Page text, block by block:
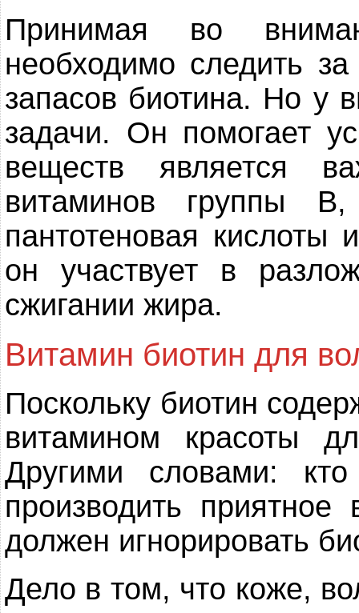
Принимая во
необходимо следить
запасов биотина. Но у
задачи. Он помогает
веществ является
витаминов группы
пантотеновая кислоты
он участвует в
сжигании жира.
Витамин биотин для
Поскольку биотин
витамином красоты
Другими словами:
производить
должен игнорировать
Дело в том, что коже,